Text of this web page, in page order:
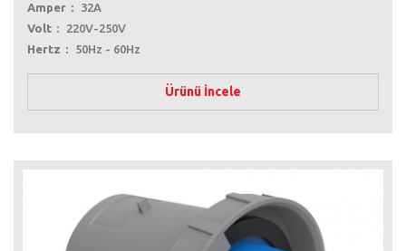
Amper
32A
Volt
220V-250V
Hertz
50Hz - 60Hz
Ürünü İncele